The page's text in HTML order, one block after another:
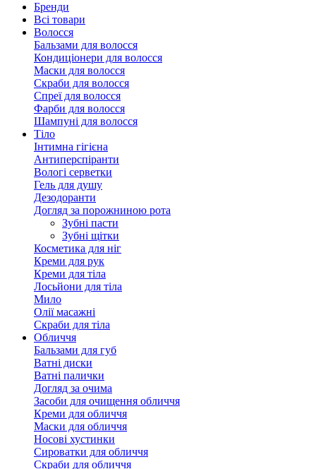
Бренди
Всі товари
Волосся
Бальзами для волосся
Кондиціонери для волосся
Маски для волосся
Скраби для волосся
Спреї для волосся
Фарби для волосся
Шампуні для волосся
Тіло
Інтимна гігієна
Антиперспіранти
Вологі серветки
Гель для душу
Дезодоранти
Догляд за порожниною рота
Зубні пасти
Зубні щітки
Косметика для ніг
Креми для рук
Креми для тіла
Лосьйони для тіла
Мило
Олії масажні
Скраби для тіла
Обличчя
Бальзами для губ
Ватні диски
Ватні палички
Догляд за очима
Засоби для очищення обличчя
Креми для обличчя
Маски для обличчя
Носові хустинки
Сироватки для обличчя
Скраби для обличчя